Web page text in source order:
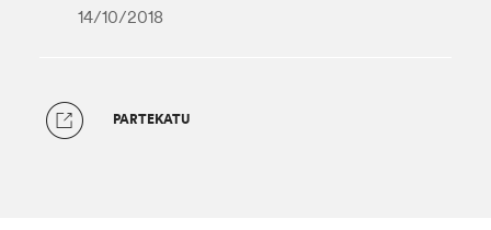
14/10/2018
PARTEKATU